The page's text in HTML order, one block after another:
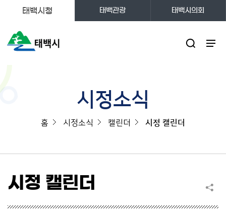
태백시청 태백관광 태백시의회
시정소식
홈 시정소식 캘린더 시정 캘린더
시정 캘린더